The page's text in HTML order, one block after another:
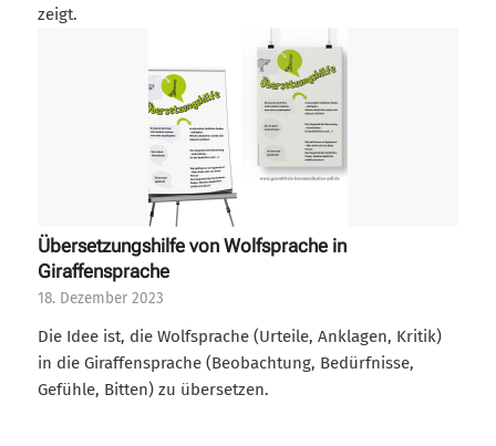
zeigt.
Übersetzungshilfe von Wolfsprache in
Giraffensprache
18. Dezember 2023
Die Idee ist, die Wolfsprache (Urteile, Anklagen, Kritik)
in die Giraffensprache (Beobachtung, Bedürfnisse,
Gefühle, Bitten) zu übersetzen.
Widerruf bestätigen